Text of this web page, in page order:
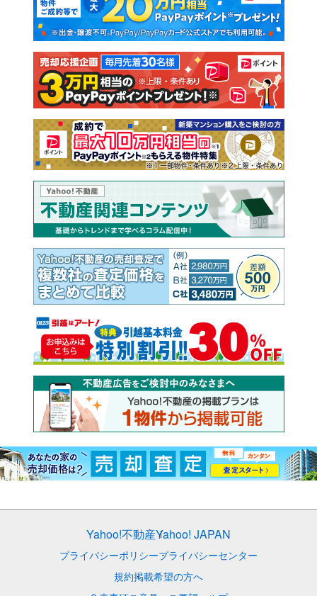
新築一戸建て 中古一戸建て
注文住宅 土地
売却査定
Yahoo!不動産Yahoo! JAPAN
プライバシーポリシープライバシーセンター
規約掲載希望の方へ